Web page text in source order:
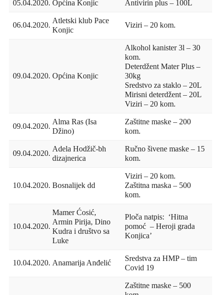
05.04.2020. Općina Konjic Antivirin plus – 100L
06.04.2020. Atletski klub Pace
Konjic
Viziri – 20 kom.
09.04.2020. Općina Konjic
Alkohol kanister 3l – 30
kom.
Deterdžent Mater Plus –
30kg
Sredstvo za staklo – 20L
Mirisni deterdžent – 20L
Viziri – 20 kom.
09.04.2020. Alma Ras (Isa
Džino)
Zaštitne maske – 200
kom.
09.04.2020. Adela Hodžič-bh
dizajnerica
Ručno šivene maske – 15
kom.
10.04.2020. Bosnalijek dd
Viziri – 20 kom.
Zaštitna maska – 500
kom.
10.04.2020.
Mamer Ćosić,
Armin Pirija, Dino
Kudra i društvo sa
Luke
Ploča natpis: ‘Hitna
pomoć – Heroji grada
Konjica’
10.04.2020. Anamarija Anđelić
Sredstva za HMP – tim
Covid 19
Zaštitne maske – 500